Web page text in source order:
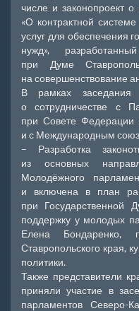
числе и законопроект
«О контрактной
услуг для обеспечения
нужд»,
при Думе
на совершенствование
В рамках заседания
о сотрудничестве с
при Совете Федерации
и с Международным
– Разработка
из основных
Молодёжного
и включена в план
при Государственной
поддержку у молодых
Елена Бондаренко,
Ставропольского края,
политики.
Также представители
приняли участие в
парламентов Северо-